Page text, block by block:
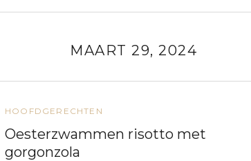
MAART 29, 2024
HOOFDGERECHTEN
Oesterzwammen risotto met
gorgonzola